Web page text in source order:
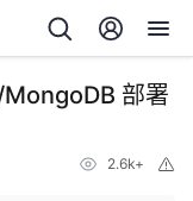
部署
2.6k+